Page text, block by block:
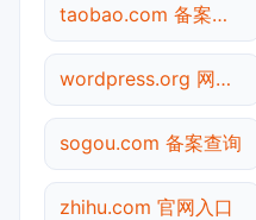
taobao.com 备案查询
wordpress.org 网站状态
sogou.com 备案查询
zhihu.com 官网入口